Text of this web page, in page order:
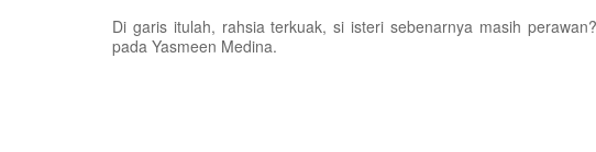
Di garis itulah, rahsia terkuak, si isteri sebenarnya masih
pada Yasmeen Medina.